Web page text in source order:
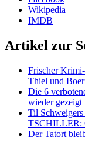
Wikipedia
IMDB
Artikel zur
Frischer
Thiel und
Die 6
wieder gezeigt
Til
TSCHILLER:
Der Tatort